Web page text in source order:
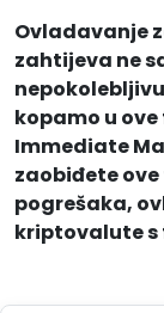
Ovladavanje
zahtijeva ne
kopamo u
Immediate
zaobiđete
pogrešaka,
kriptovalute s